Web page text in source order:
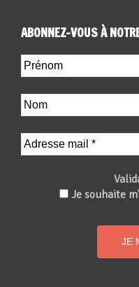
ABONNEZ-VOUS À
Je souhaite